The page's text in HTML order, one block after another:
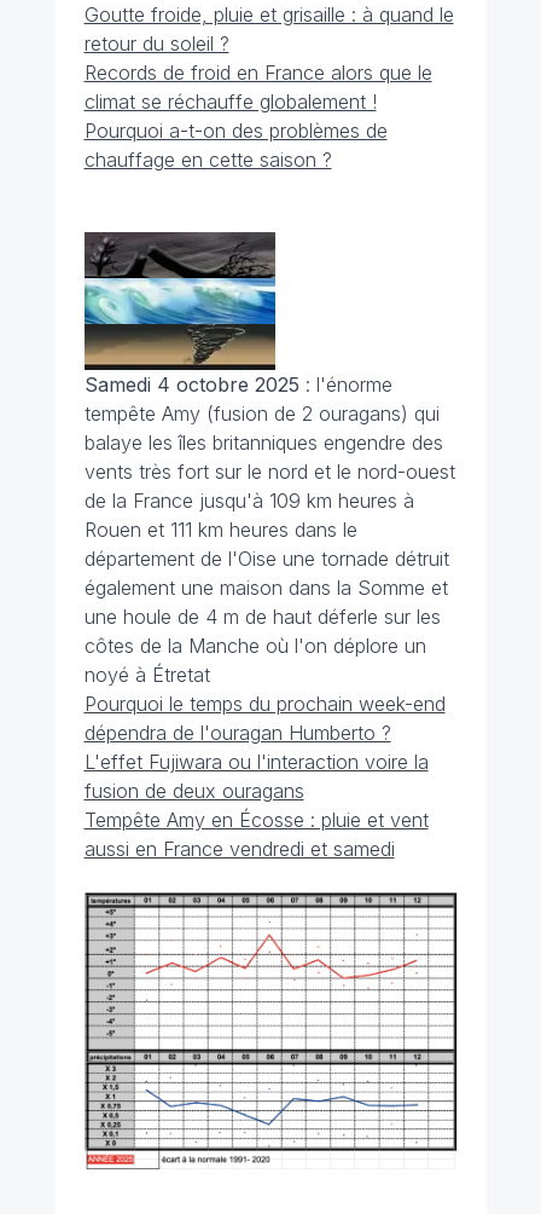
Goutte froide, pluie et grisaille : à quand le
retour du soleil ?
Records de froid en France alors que le
climat se réchauffe globalement !
Pourquoi a-t-on des problèmes de
chauffage en cette saison ?
Samedi 4 octobre 2025 : l'énorme
tempête Amy (fusion de 2 ouragans) qui
balaye les îles britanniques engendre des
vents très fort sur le nord et le nord-ouest
de la France jusqu'à 109 km heures à
Rouen et 111 km heures dans le
département de l'Oise une tornade détruit
également une maison dans la Somme et
une houle de 4 m de haut déferle sur les
côtes de la Manche où l'on déplore un
noyé à Étretat
Pourquoi le temps du prochain week-end
dépendra de l'ouragan Humberto ?
L'effet Fujiwara ou l'interaction voire la
fusion de deux ouragans
Tempête Amy en Écosse : pluie et vent
aussi en France vendredi et samedi